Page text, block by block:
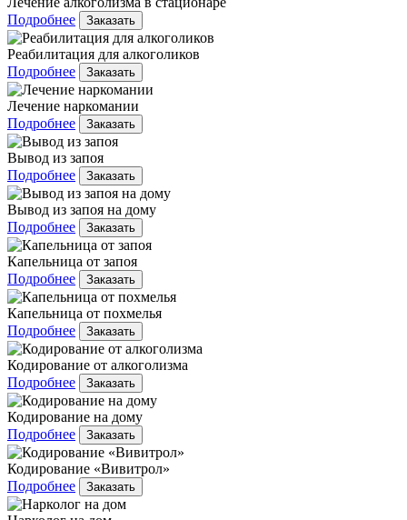
Подробнее
Заказать
Реабилитация для алкоголиков
Подробнее
Заказать
Лечение наркомании
Подробнее
Заказать
Вывод из запоя
Подробнее
Заказать
Вывод из запоя на дому
Подробнее
Заказать
Капельница от запоя
Подробнее
Заказать
Капельница от похмелья
Подробнее
Заказать
Кодирование от алкоголизма
Подробнее
Заказать
Кодирование на дому
Подробнее
Заказать
Кодирование «Вивитрол»
Подробнее
Заказать